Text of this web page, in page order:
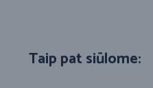
Taip pat siūlome: